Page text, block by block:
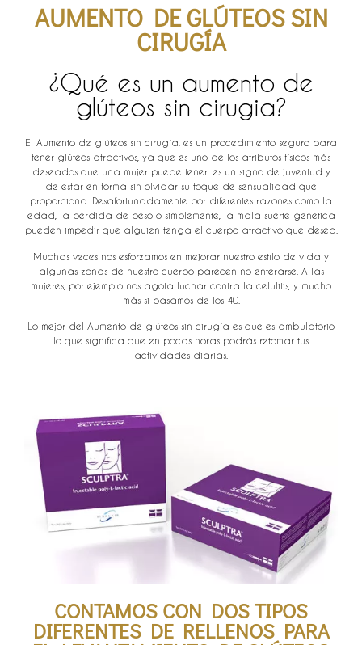
AUMENTO DE GLÚTEOS SIN
CIRUGÍA
¿Qué es un aumento de
glúteos sin cirugia?
El Aumento de glúteos sin cirugía, es un procedimiento seguro para
tener glúteos atractivos, ya que es uno de los atributos físicos más
deseados que una mujer puede tener, es un signo de juventud y
de estar en forma sin olvidar su toque de sensualidad que
proporciona. Desafortunadamente por diferentes razones como la
edad, la pérdida de peso o simplemente, la mala suerte genética
pueden impedir que alguien tenga el cuerpo atractivo que desea.
Muchas veces nos esforzamos en mejorar nuestro estilo de vida y
algunas zonas de nuestro cuerpo parecen no enterarse. A las
mujeres, por ejemplo nos agota luchar contra la celulitis, y mucho
más si pasamos de los 40.
Lo mejor del Aumento de glúteos sin cirugía es que es ambulatorio
lo que significa que en pocas horas podrás retomar tus
actividades diarias.
CONTAMOS CON DOS TIPOS
DIFERENTES DE RELLENOS PARA